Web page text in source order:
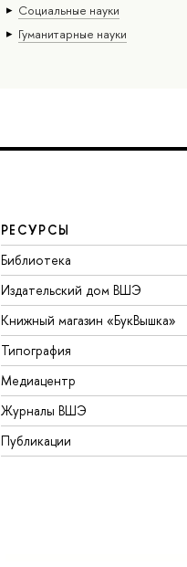
Социальные науки
Гуманитарные науки
РЕСУРСЫ
Библиотека
Издательский дом ВШЭ
Книжный магазин «БукВышка»
Типография
Медиацентр
Журналы ВШЭ
Публикации